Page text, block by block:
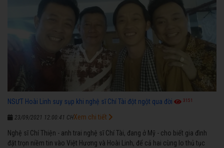
NSƯT Hoài Linh suy sụp khi nghệ sĩ Chí Tài đột ngột qua đời 3151
23/09/2021 12:00:41 CH
Nghệ sĩ Chí Thiện - anh trai nghệ sĩ Chí Tài, đang ở Mỹ - cho biết gia đình
đặt trọn niềm tin vào Việt Hương và Hoài Linh, để cả hai cùng lo thủ tục
Xem chi tiết